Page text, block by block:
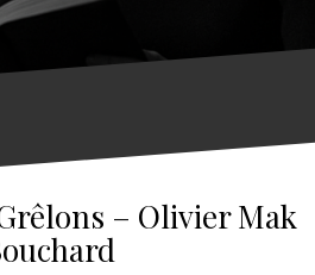
– Olivier Mak